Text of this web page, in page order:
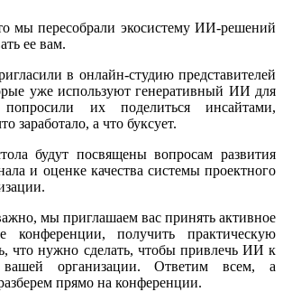
мы пересобрали экосистему ИИ-решений
ее вам.
в онлайн-студию представителей
уже используют генеративный ИИ для
попросили их поделиться инсайтами,
заработало, а что буксует.
будут посвящены вопросам развития
и оценке качества системы проектного
мы приглашаем вас принять активное
конференции, получить практическую
что нужно сделать, чтобы привлечь ИИ к
организации. Ответим всем, а
прямо на конференции.